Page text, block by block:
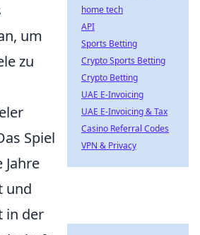
um
zu
Spiel
und
in der
home tech
API
Sports Betting
Crypto Sports Betting
Crypto Betting
UAE E-Invoicing
UAE E-Invoicing & Tax
Casino Referral Codes
VPN & Privacy